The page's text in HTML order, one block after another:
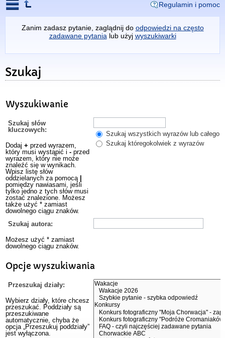
Regulamin i pomoc
Zanim zadasz pytanie, zaglądnij do odpowiedzi na często
zadawane pytania lub użyj wyszukiwarki
Szukaj
Wyszukiwanie
Szukaj słów
kluczowych:
Dodaj + przed wyrazem,
który musi wystąpić i - przed
wyrazem, który nie może
znaleźć się w wynikach.
Wpisz listę słów
oddzielanych za pomocą
pomiędzy nawiasami, jeśli
tylko jedno z tych słów musi
zostać znalezione. Możesz
także użyć * zamiast
dowolnego ciągu znaków.
Szukaj wszystkich wyrazów lub całego
Szukaj któregokolwiek z wyrazów
Szukaj autora:
Możesz użyć * zamiast
dowolnego ciągu znaków.
Opcje wyszukiwania
Przeszukaj działy:
Wybierz działy, które chcesz
przeszukać. Poddziały są
przeszukiwane
automatycznie, chyba że
opcja „Przeszukuj poddziały”
jest wyłączona.